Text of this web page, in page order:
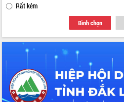
Rất kém
Bình chọn